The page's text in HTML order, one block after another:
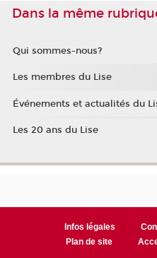
Dans la même
Qui sommes-nous?
Les membres du Lise
Événements et actualités du
Les 20 ans du Lise
Infos légales
Plan de site